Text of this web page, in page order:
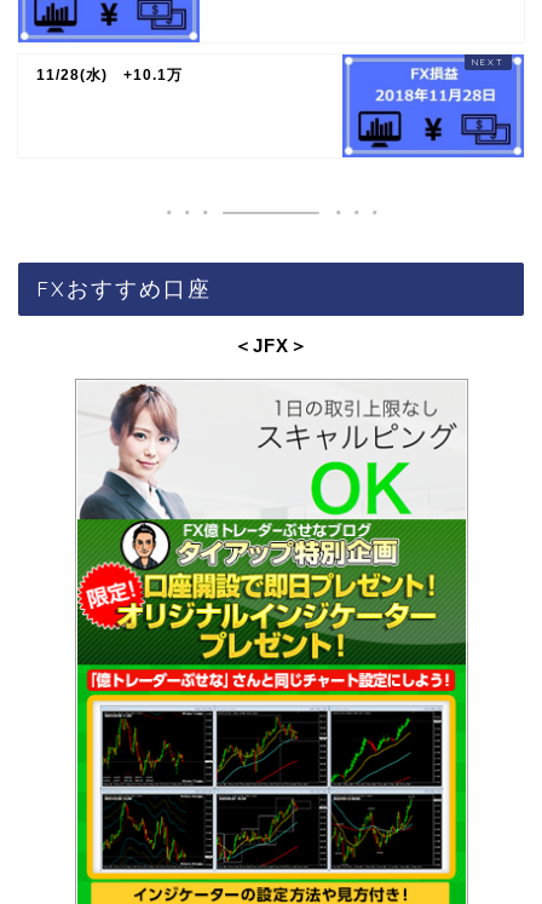
11/28(水) +10.1万
FXおすすめ口座
＜JFX ＞